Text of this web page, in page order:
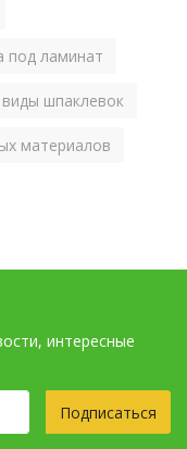
под ламинат
виды шпаклевок
материалов
интересные
Подписаться